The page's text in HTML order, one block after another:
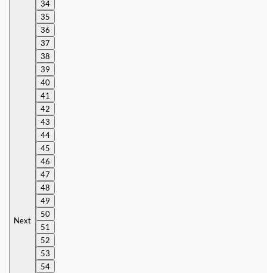
Next
34
35
36
37
38
39
40
41
42
43
44
45
46
47
48
49
50
51
52
53
54